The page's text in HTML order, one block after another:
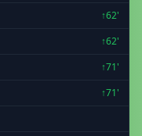
↑62'
↑62'
↑71'
↑71'